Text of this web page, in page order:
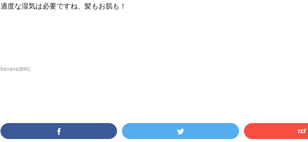
適度な湿気は必要ですね、髪もお肌も！
banana(890)